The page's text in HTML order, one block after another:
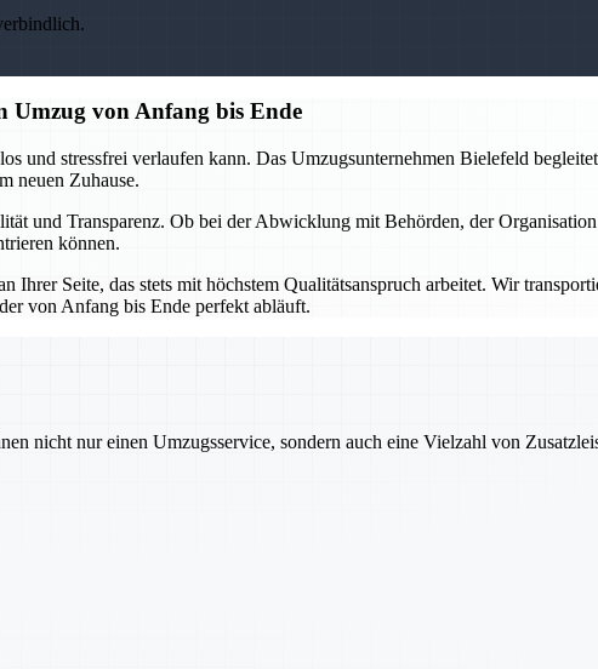
Umzug von Anfang bis Ende
und stressfrei verlaufen kann. Das Umzugsunternehmen Bielefeld
neuen Zuhause.
und Transparenz. Ob bei der Abwicklung mit Behörden, der
können.
Seite, das stets mit höchstem Qualitätsanspruch arbeitet. Wir
von Anfang bis Ende perfekt abläuft.
nicht nur einen Umzugsservice, sondern auch eine Vielzahl von